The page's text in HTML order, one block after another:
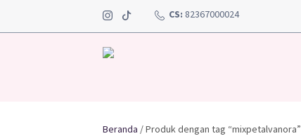
CS: 82367000024
Beranda / Produk dengan tag “mixpetalvanora”